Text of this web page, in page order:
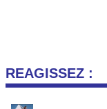
REAGISSEZ :